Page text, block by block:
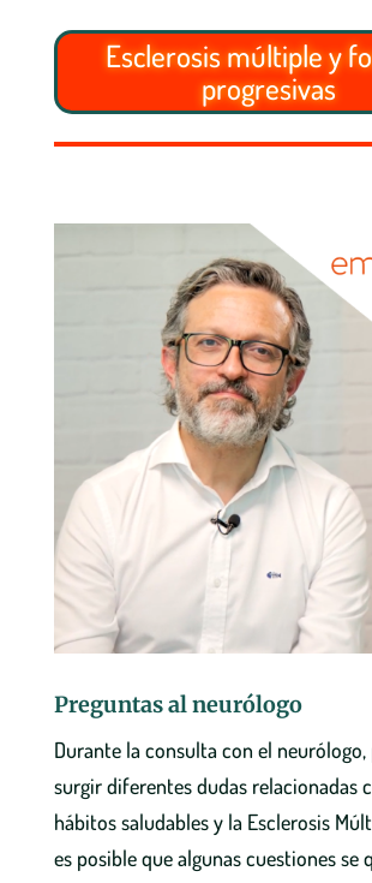
Esclerosis múltiple y
progresivas
Preguntas al neurólogo
Durante la consulta con el neurólogo,
surgir diferentes dudas relacionadas
hábitos saludables y la Esclerosis
es posible que algunas cuestiones se